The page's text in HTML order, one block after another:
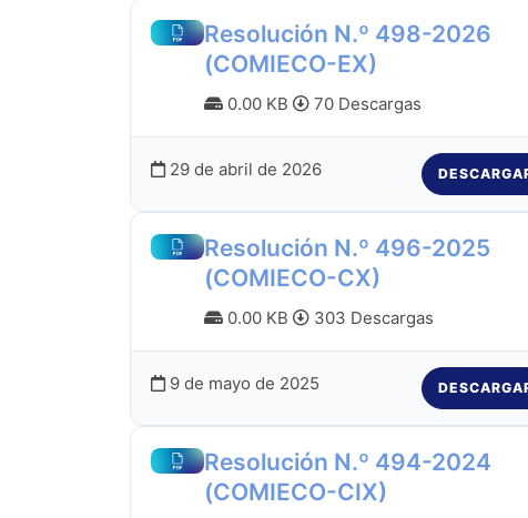
Resolución N.º 498-2026
(COMIECO-EX)
0.00 KB 70 Descargas
29 de abril de 2026
Resolución N.º 496-2025
(COMIECO-CX)
0.00 KB 303 Descargas
9 de mayo de 2025
Resolución N.º 494-2024
(COMIECO-CIX)